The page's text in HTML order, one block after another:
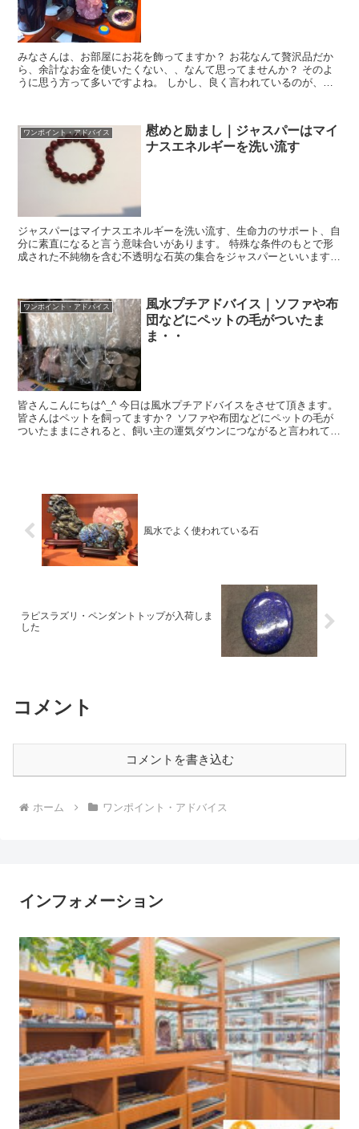
みなさんは、お部屋にお花を飾ってますか？ お花なんて贅沢品だか
ら、余計なお金を使いたくない、、なんて思ってませんか？ そのよ
うに思う方って多いですよね。 しかし、良く言われているのが、お
ワンポイント・アドバイス
慰めと励まし｜ジャスパーはマイ
ナスエネルギーを洗い流す
ジャスパーはマイナスエネルギーを洗い流す、生命力のサポート、自
分に素直になると言う意味合いがあります。 特殊な条件のもとで形
成された不純物を含む不透明な石英の集合をジャスパーといいます。
ワンポイント・アドバイス
風水プチアドバイス｜ソファや布
団などにペットの毛がついたま
ま・・
皆さんこんにちは^_^ 今日は風水プチアドバイスをさせて頂きます。
皆さんはペットを飼ってますか？ ソファや布団などにペットの毛が
ついたままにされると、飼い主の運気ダウンにつながると言われてお
風水でよく使われている石
ラピスラズリ・ペンダントトップが入荷しま
した
コメント
コメントを書き込む
ホーム ワンポイント・アドバイス
インフォメーション